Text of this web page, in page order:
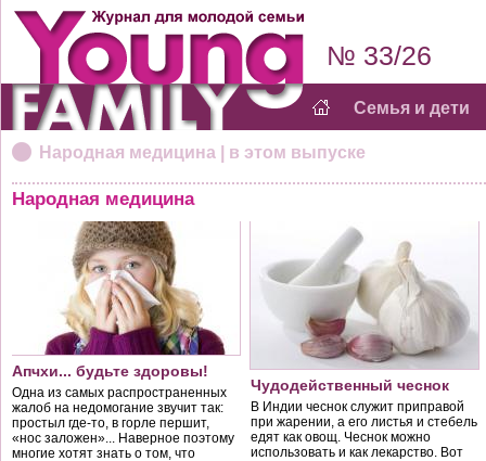
№ 33/26
Семья и дети
Народная медицина | в этом выпуске
Народная медицина
Апчхи... будьте здоровы!
Одна из самых распространенных
жалоб на недомогание звучит так:
простыл где-то, в горле першит,
«нос заложен»... Наверное поэтому
многие хотят знать о том, что
Чудодейственный чеснок
В Индии чеснок служит приправой
при жарении, а его листья и стебель
едят как овощ. Чеснок можно
использовать и как лекарство. Вот